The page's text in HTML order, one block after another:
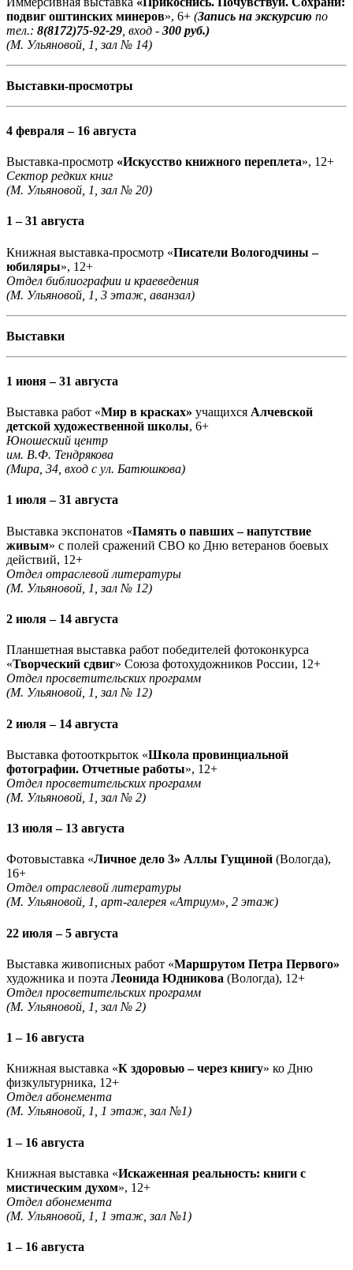
подвиг оштинских минеров», 6+ (Запись на экскурсию по
тел.: 8(8172)75-92-29 , вход - 300 руб.)
(М. Ульяновой, 1, зал № 14)
Выставки-просмотры
4 февраля – 16 августа
Выставка-просмотр «Искусство книжного переплета», 12+
Сектор редких книг
(М. Ульяновой, 1, зал № 20)
1 – 31 августа
Книжная выставка-просмотр «Писатели Вологодчины –
юбиляры», 12+
Отдел библиографии и краеведения
(М. Ульяновой, 1, 3 этаж, аванзал)
Выставки
1 июня – 31 августа
Выставка работ «Мир в красках» учащихся Алчевской
детской художественной школы, 6+
Юношеский центр
им. В.Ф. Тендрякова
(Мира, 34, вход с ул. Батюшкова)
1 июля – 31 августа
Выставка экспонатов «Память о павших – напутствие
живым» с полей сражений СВО ко Дню ветеранов боевых
действий, 12+
Отдел отраслевой литературы
(М. Ульяновой, 1, зал № 12)
2 июля – 14 августа
Планшетная выставка работ победителей фотоконкурса
«Творческий сдвиг» Союза фотохудожников России, 12+
Отдел просветительских программ
(М. Ульяновой, 1, зал № 12)
2 июля – 14 августа
Выставка фотооткрыток «Школа провинциальной
фотографии. Отчетные работы», 12+
Отдел просветительских программ
(М. Ульяновой, 1, зал № 2)
13 июля – 13 августа
Фотовыставка «Личное дело 3» Аллы Гущиной (Вологда),
16+
Отдел отраслевой литературы
(М. Ульяновой, 1, арт-галерея «Атриум», 2 этаж)
22 июля – 5 августа
Выставка живописных работ «Маршрутом Петра Первого»
художника и поэта Леонида Юдникова (Вологда), 12+
Отдел просветительских программ
(М. Ульяновой, 1, зал № 2)
1 – 16 августа
Книжная выставка «К здоровью – через книгу» ко Дню
физкультурника, 12+
Отдел абонемента
(М. Ульяновой, 1, 1 этаж, зал №1)
1 – 16 августа
Книжная выставка «Искаженная реальность: книги с
мистическим духом», 12+
Отдел абонемента
(М. Ульяновой, 1, 1 этаж, зал №1)
1 – 16 августа